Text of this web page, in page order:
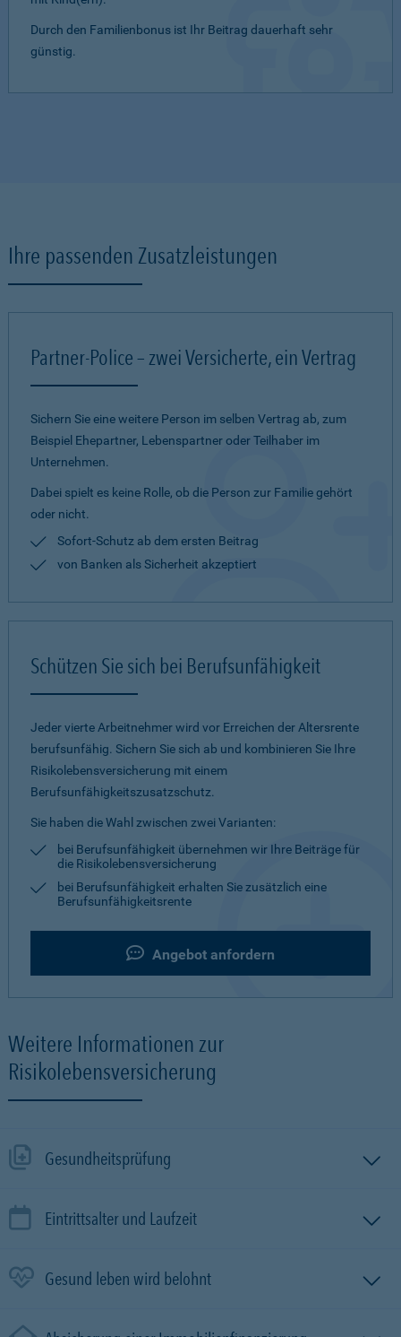
Durch den Familienbonus ist Ihr Beitrag dauerhaft sehr
günstig.
Ihre passenden Zusatzleistungen
Partner-Police – zwei Versicherte, ein Vertrag
Sichern Sie eine weitere Person im selben Vertrag ab, zum
Beispiel Ehepartner, Lebenspartner oder Teilhaber im
Unternehmen.
Dabei spielt es keine Rolle, ob die Person zur Familie gehört
oder nicht.
Sofort-Schutz ab dem ersten Beitrag
von Banken als Sicherheit akzeptiert
Schützen Sie sich bei Berufsunfähigkeit
Jeder vierte Arbeitnehmer wird vor Erreichen der Altersrente
berufsunfähig. Sichern Sie sich ab und kombinieren Sie Ihre
Risikolebensversicherung mit einem
Berufsunfähigkeitszusatzschutz.
Sie haben die Wahl zwischen zwei Varianten:
bei Berufsunfähigkeit übernehmen wir Ihre Beiträge für
die Risikolebensversicherung
bei Berufsunfähigkeit erhalten Sie zusätzlich eine
Berufsunfähigkeitsrente
Angebot anfordern
Weitere Informationen zur
Risikolebensversicherung
Gesundheitsprüfung
Eintrittsalter und Laufzeit
Gesund leben wird belohnt